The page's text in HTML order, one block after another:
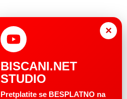
×
BISCANI.NET
STUDIO
Pretplatite se BESPLATNO na